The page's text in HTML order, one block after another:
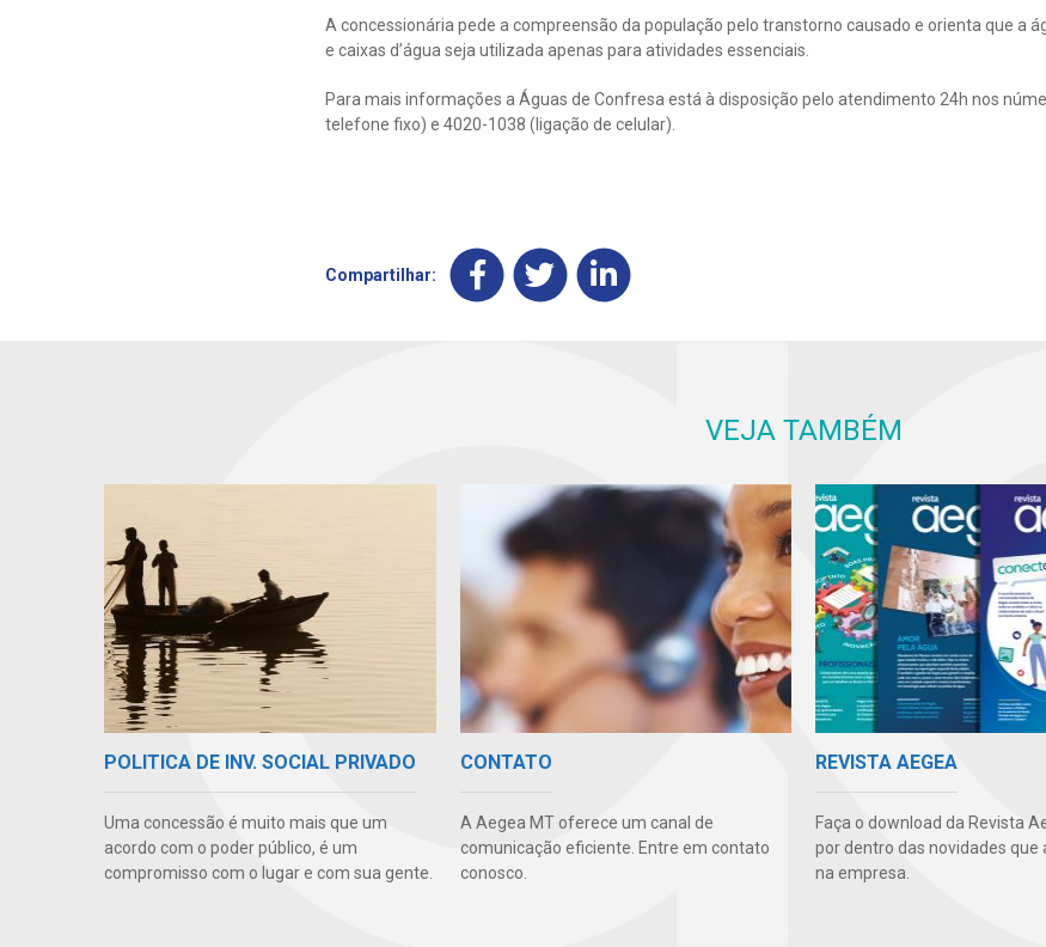
A concessionária pede a compreensão da população pelo transtorno causado e orienta que a
e caixas d’água seja utilizada apenas para atividades essenciais.
Para mais informações a Águas de Confresa está à disposição pelo atendimento 24h nos
telefone fixo) e 4020-1038 (ligação de celular).
Compartilhar:
VEJA TAMBÉM
POLITICA DE INV. SOCIAL PRIVADO
Uma concessão é muito mais que um
acordo com o poder público, é um
compromisso com o lugar e com sua gente.
CONTATO
A Aegea MT oferece um canal de
comunicação eficiente. Entre em contato
conosco.
REVISTA AEGEA
Faça o download da Revista
por dentro das novidades que
na empresa.